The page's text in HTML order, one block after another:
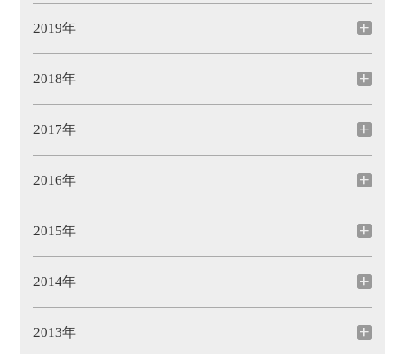
2019年
2018年
2017年
2016年
2015年
2014年
2013年